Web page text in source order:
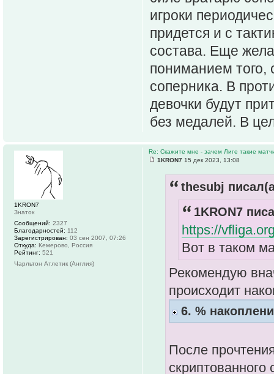
игроки
придется и с
состава. Еще
пониманием того,
соперника. В
девочки будут
без медалей. В
Re: Скажите мне - зачем Лиге такие
1KRON7 15 дек 2023, 13:08
thesubj
1KRON7
https://
Вот в таком
Рекомендую
происходит
6. %
После
1KRON7
Знаток
Сообщений: 2327
Благодарностей: 112
Зарегистрирован: 03 сен 2007, 07:26
Откуда: Кемерово, Россия
Рейтинг: 521
Чарльтон Атлетик (Англия)